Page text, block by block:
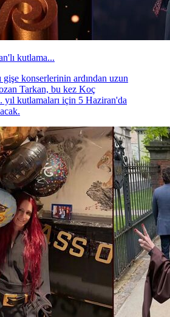
kutlama...
konserlerinin ardından uzun
Tarkan, bu kez Koç
kutlamaları için 5 Haziran'da